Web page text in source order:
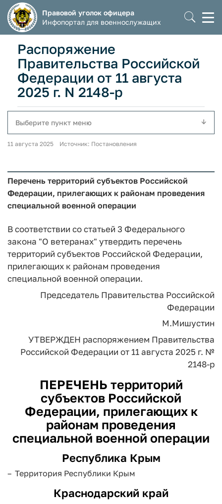
Правовой уголок офицера
Инфопортал для военнослужащих
Распоряжение
Правительства Российской
Федерации от 11 августа
2025 г. N 2148-р
Выберите пункт меню
11 августа 2025 Источник: Постановления
Перечень территорий субъектов Российской
Федерации, прилегающих к районам проведения
специальной военной операции
В соответствии со статьей 3 Федерального
закона "О ветеранах" утвердить перечень
территорий субъектов Российской Федерации,
прилегающих к районам проведения
специальной военной операции.
Председатель Правительства Российской
Федерации
М.Мишустин
УТВЕРЖДЕН распоряжением Правительства
Российской Федерации от 11 августа 2025 г. №
2148-р
ПЕРЕЧЕНЬ территорий
субъектов Российской
Федерации, прилегающих к
районам проведения
специальной военной операции
Республика Крым
Территория Республики Крым
Краснодарский край